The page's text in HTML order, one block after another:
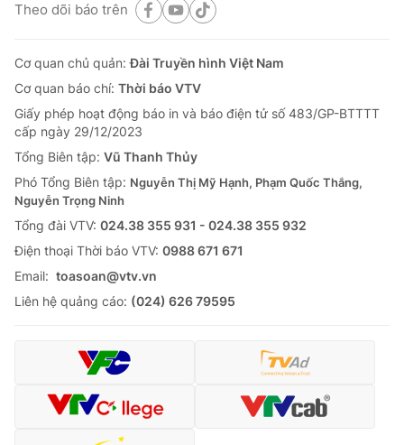
Theo dõi báo trên
Cơ quan chủ quản:Đài Truyền hình Việt Nam
Cơ quan báo chí: Thời báo VTV
Giấy phép hoạt động báo in và báo điện tử số 483/GP-BTTTT
cấp ngày 29/12/2023
Tổng Biên tập: Vũ Thanh Thủy
Phó Tổng Biên tập: Nguyễn Thị Mỹ Hạnh, Phạm Quốc Thắng,
Nguyễn Trọng Ninh
Tổng đài VTV: 024.38 355 931 - 024.38 355 932
Ðiện thoại Thời báo VTV: 0988 671 671
Email: toasoan@vtv.vn
Liên hệ quảng cáo: (024) 626 79595